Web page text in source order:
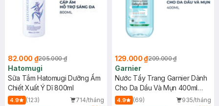
82.000 ₫205.000 ₫
Hatomugi
Sữa Tắm Hatomugi Dưỡng Ẩm
Chiết Xuất Ý Dĩ 800ml
4.9 (123)
714/tháng
129.000 ₫209.000 ₫
Garnier
Nước Tẩy Trang Garnier Dành
Cho Da Dầu Và Mụn 400ml
(Mới)
4.9 (69)
935/tháng